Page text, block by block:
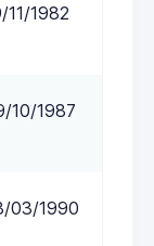
11/1982
10/1987
03/1990